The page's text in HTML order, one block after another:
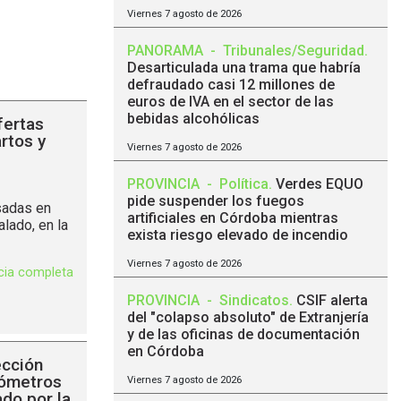
y
en
en la
completa
Viernes 7 agosto de 2026
PANORAMA - Tribunales/Seguridad.
Desarticulada una trama que habría
defraudado casi 12 millones de
euros de IVA en el sector de las
bebidas alcohólicas
Viernes 7 agosto de 2026
PROVINCIA - Política. Verdes EQUO
pide suspender los fuegos
artificiales en Córdoba mientras
exista riesgo elevado de incendio
Viernes 7 agosto de 2026
PROVINCIA - Sindicatos. CSIF alerta
del "colapso absoluto" de Extranjería
y de las oficinas de documentación
en Córdoba
Viernes 7 agosto de 2026